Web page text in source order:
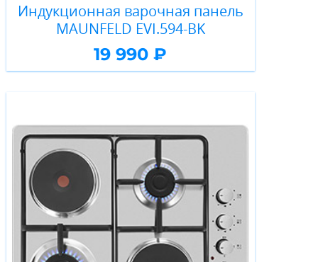
Индукционная варочная панель
MAUNFELD EVI.594-BK
19 990 ₽